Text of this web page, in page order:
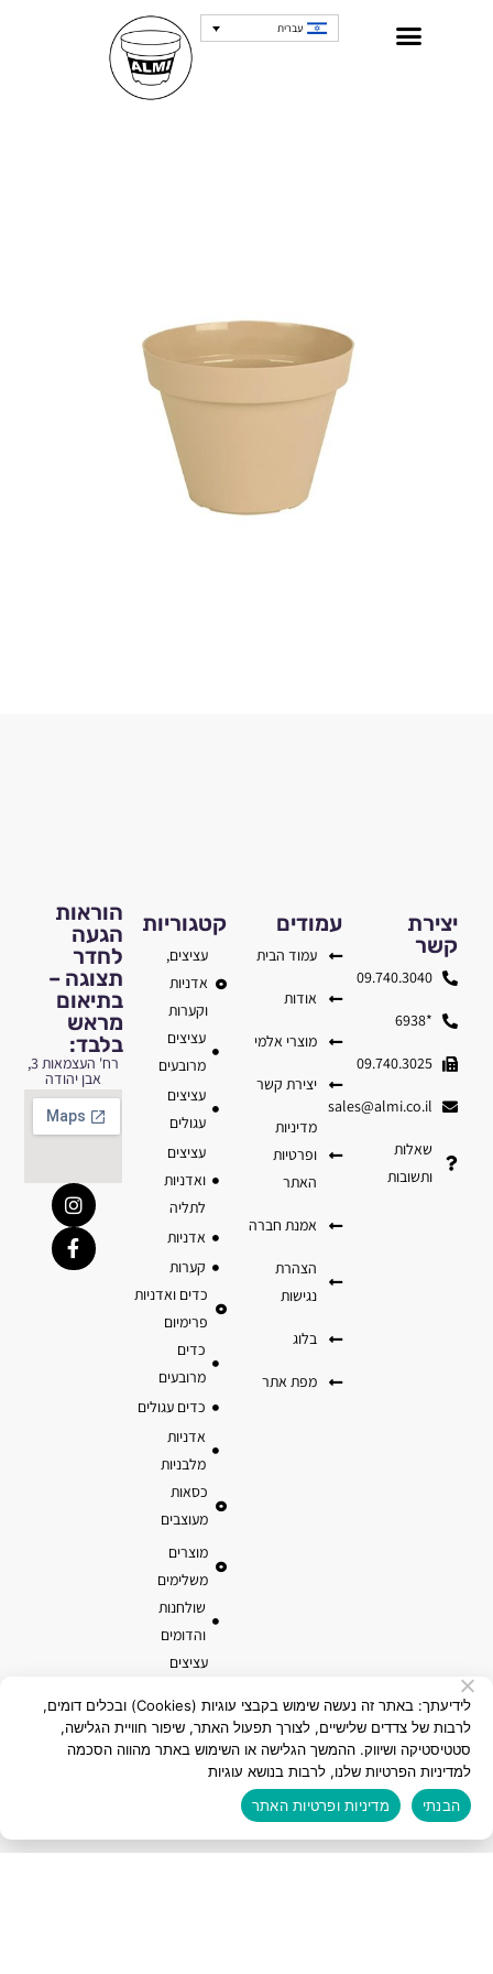
עברית
הוראות
הגעה
לחדר
תצוגה –
בתיאום
מראש
בלבד:
רח' העצמאות 3,
אבן יהודה
קטגוריות
עציצים,
אדניות
וקערות
עציצים
מרובעים
עציצים
עגולים
עציצים
ואדניות
לתליה
אדניות
קערות
כדים ואדניות
פרימיום
כדים
מרובעים
כדים עגולים
אדניות
מלבניות
כסאות
מעוצבים
מוצרים
משלימים
שולחנות
והדומים
עציצים
טרקוטה
מוצרי קוקוס
עמודים
עמוד הבית
אודות
מוצרי אלמי
יצירת קשר
מדיניות
ופרטיות
האתר
אמנת חברה
הצהרת
נגישות
בלוג
מפת אתר
יצירת
קשר
09.740.3040
*6938
09.740.3025
sales@almi.co.il
שאלות
ותשובות
לידיעתך: באתר זה נעשה שימוש בקבצי עוגיות (Cookies) ובכלים דומים,
לרבות של צדדים שלישיים, לצורך תפעול האתר, שיפור חוויית הגלישה,
סטטיסטיקה ושיווק. ההמשך הגלישה או השימוש באתר מהווה הסכמה
למדיניות הפרטיות שלנו, לרבות בנושא עוגיות
הבנתי
מדיניות ופרטיות האתר